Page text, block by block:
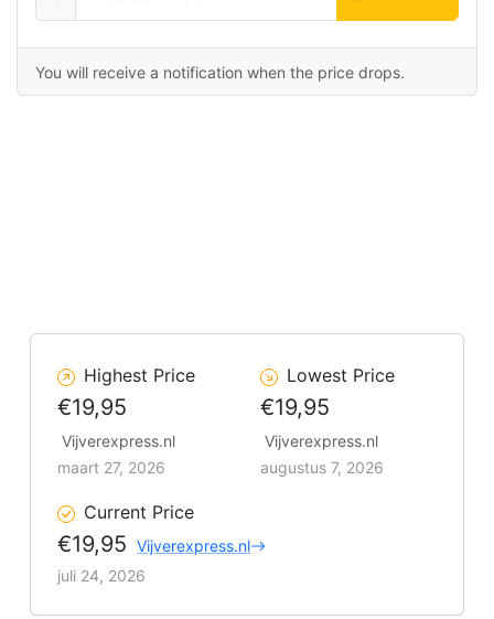
You will receive a notification when the price drops.
Highest Price
€19,95
Vijverexpress.nl
maart 27, 2026
Lowest Price
€19,95
Vijverexpress.nl
augustus 7, 2026
Current Price
€19,95 Vijverexpress.nl
juli 24, 2026